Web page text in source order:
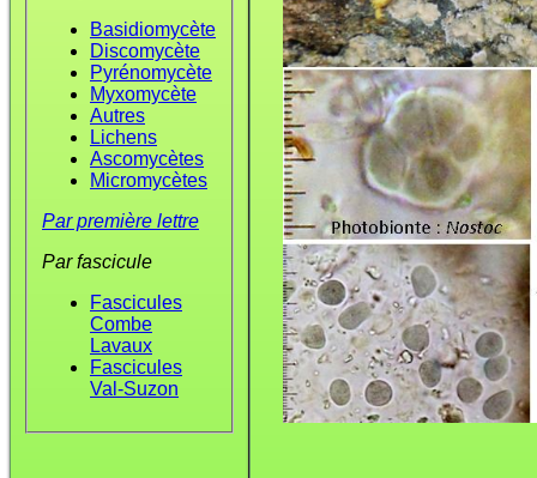
Basidiomycète
Discomycète
Pyrénomycète
Myxomycète
Autres
Lichens
Ascomycètes
Micromycètes
Par première lettre
Par fascicule
Fascicules
Combe
Lavaux
Fascicules
Val-Suzon